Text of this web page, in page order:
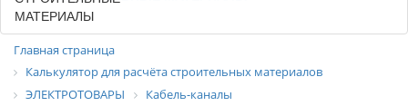
Главная страница
Калькулятор для расчёта строительных материалов
ЭЛЕКТРОТОВАРЫ
Кабель-каналы